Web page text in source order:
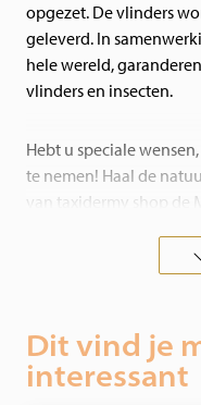
opgezet. De vlinders
geleverd. In
hele wereld,
vlinders en insecten.
Hebt u speciale
te nemen! Haal de
van taxidermy shop de
Dit vind je
interessant